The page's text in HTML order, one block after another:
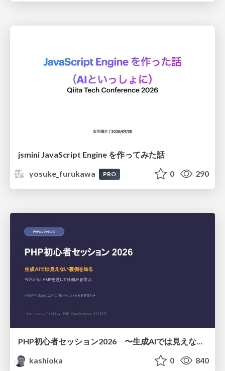
jsmini JavaScript Engine を作ってみた話
yosuke_furukawa
PRO 0 290
PHP初心者セッション2026 〜生成AIでは見えない裏側を知る：今だからLAMPを通して仕組みを学ぶ〜
kashioka
0 840